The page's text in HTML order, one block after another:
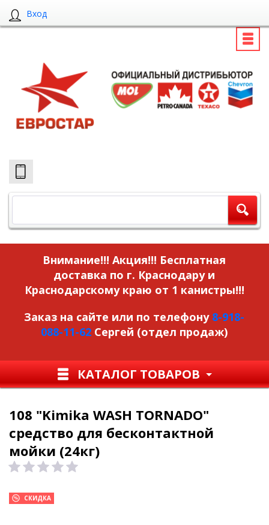
Вход
Внимание!!! Акция!!! Бесплатная
доставка по г. Краснодару и
Краснодарскому краю от 1 канистры!!!
Заказ на сайте или по телефону 8-918-
088-11-62 Сергей (отдел продаж)
КАТАЛОГ ТОВАРОВ
108 "Kimika WASH TORNADO"
средство для бесконтактной
мойки (24кг)
СКИДКА